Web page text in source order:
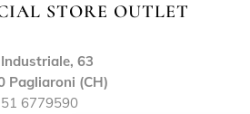
STORE OUTLET
63
Pagliaroni (CH)
6779590